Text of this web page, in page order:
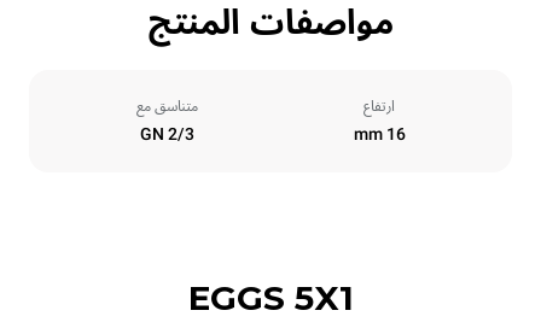
مواصفات المنتج
ارتفاع
16 mm
متناسق مع
GN 2/3
EGGS 5X1